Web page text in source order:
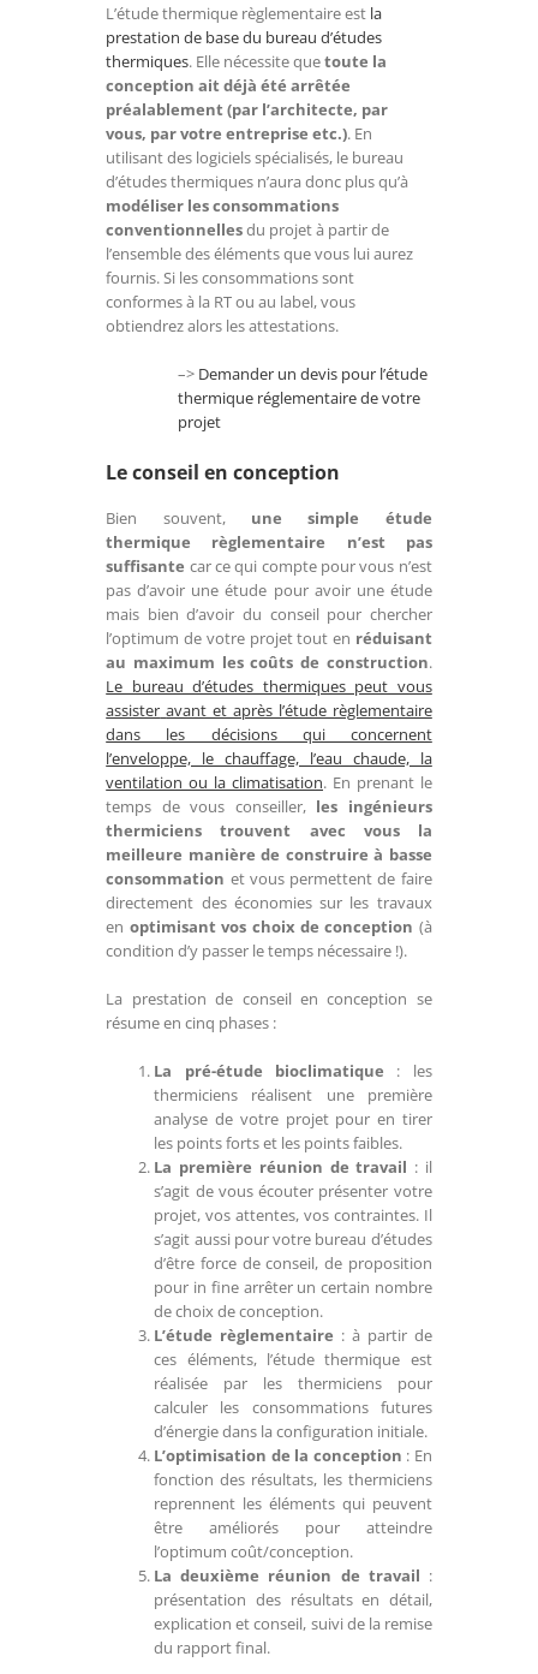
L’étude thermique règlementaire est la
prestation de base du bureau d’études
thermiques. Elle nécessite quetoute la
conception ait déjà été arrêtée
préalablement (par l’architecte, par
vous, par votre entreprise etc.). En
utilisant des logiciels spécialisés, le bureau
d’études thermiques n’aura donc plus qu’à
modéliser les consommations
conventionnellesdu projet à partir de
l’ensemble des éléments que vous lui aurez
fournis. Si les consommations sont
conformes à la RT ou au label, vous
obtiendrez alors les attestations.
–> Demander un devis pour l’étude
thermique réglementaire de votre
projet
Le conseil en conception
Bien souvent, une simple étude
thermique règlementaire n’est pas
suffisante car ce qui compte pour vous n’est
pas d’avoir une étude pour avoir une étude
mais bien d’avoir du conseil pour chercher
l’optimum de votre projet tout en réduisant
au maximum les coûts de construction.
Le bureau d’études thermiques peut vous
assister avant et après l’étude règlementaire
dans les décisions qui concernent
l’enveloppe, le chauffage, l’eau chaude, la
ventilation ou la climatisation. En prenant le
temps de vous conseiller, les ingénieurs
thermiciens trouvent avec vous la
meilleure manière de construire à basse
consommation et vous permettent de faire
directement des économies sur les travaux
en optimisant vos choix de conception (à
condition d’y passer le temps nécessaire !).
La prestation de conseil en conception se
résume en cinq phases :
La pré-étude bioclimatique : les
thermiciens réalisent une première
analyse de votre projet pour en tirer
les points forts et les points faibles.
La première réunion de travail : il
s’agit de vous écouter présenter votre
projet, vos attentes, vos contraintes. Il
s’agit aussi pour votre bureau d’études
d’être force de conseil, de proposition
pour in fine arrêter un certain nombre
de choix de conception.
L’étude règlementaire : à partir de
ces éléments, l’étude thermique est
réalisée par les thermiciens pour
calculer les consommations futures
d’énergie dans la configuration initiale.
L’optimisation de la conception : En
fonction des résultats, les thermiciens
reprennent les éléments qui peuvent
être améliorés pour atteindre
l’optimum coût/conception.
La deuxième réunion de travail :
présentation des résultats en détail,
explication et conseil, suivi de la remise
du rapport final.